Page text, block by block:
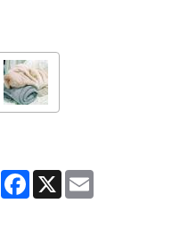
PartagerFacebook
X